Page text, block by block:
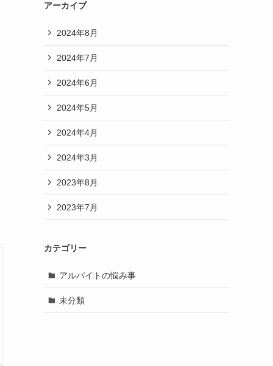
アーカイブ
2024年8月
2024年7月
2024年6月
2024年5月
2024年4月
2024年3月
2023年8月
2023年7月
カテゴリー
アルバイトの悩み事
未分類